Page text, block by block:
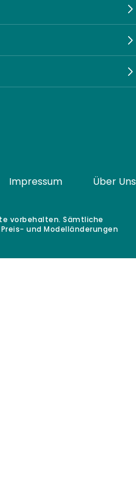
vorbehalten. Sämtliche
und Modelländerungen
Impressum
Über Uns